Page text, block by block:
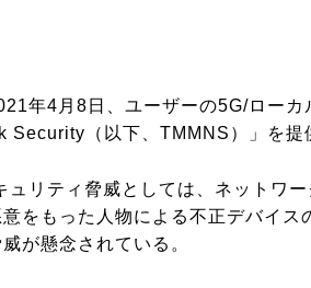
年4月8日、ユーザーの5G/ロー
（以下、TMMNS）」を提
ュリティ脅威としては、ネットワ
をもった人物による不正デバイ
が懸念されている。